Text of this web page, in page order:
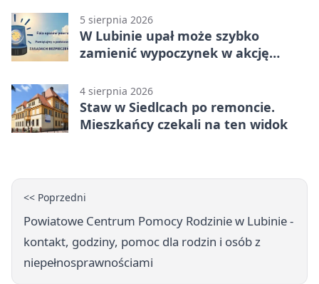
5 sierpnia 2026
W Lubinie upał może szybko
zamienić wypoczynek w akcję
4 sierpnia 2026
Staw w Siedlcach po remoncie.
Mieszkańcy czekali na ten widok
<< Poprzedni
Powiatowe Centrum Pomocy Rodzinie w Lubinie -
kontakt, godziny, pomoc dla rodzin i osób z
niepełnosprawnościami